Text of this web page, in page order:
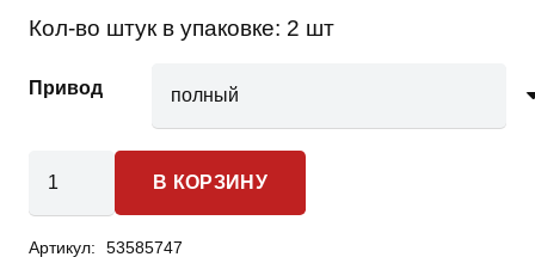
Кол-во штук в упаковке: 2 шт
Привод
товара
В КОРЗИНУ
Артикул:
53585747